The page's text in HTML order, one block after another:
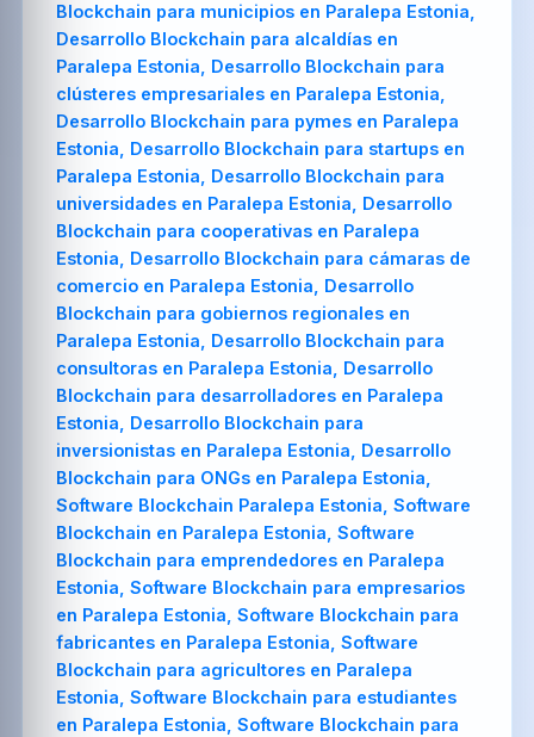
Blockchain para municipios en Paralepa Estonia,
Desarrollo Blockchain para alcaldías en
Paralepa Estonia, Desarrollo Blockchain para
clústeres empresariales en Paralepa Estonia,
Desarrollo Blockchain para pymes en Paralepa
Estonia, Desarrollo Blockchain para startups en
Paralepa Estonia, Desarrollo Blockchain para
universidades en Paralepa Estonia, Desarrollo
Blockchain para cooperativas en Paralepa
Estonia, Desarrollo Blockchain para cámaras de
comercio en Paralepa Estonia, Desarrollo
Blockchain para gobiernos regionales en
Paralepa Estonia, Desarrollo Blockchain para
consultoras en Paralepa Estonia, Desarrollo
Blockchain para desarrolladores en Paralepa
Estonia, Desarrollo Blockchain para
inversionistas en Paralepa Estonia, Desarrollo
Blockchain para ONGs en Paralepa Estonia,
Software Blockchain Paralepa Estonia, Software
Blockchain en Paralepa Estonia, Software
Blockchain para emprendedores en Paralepa
Estonia, Software Blockchain para empresarios
en Paralepa Estonia, Software Blockchain para
fabricantes en Paralepa Estonia, Software
Blockchain para agricultores en Paralepa
Estonia, Software Blockchain para estudiantes
en Paralepa Estonia, Software Blockchain para